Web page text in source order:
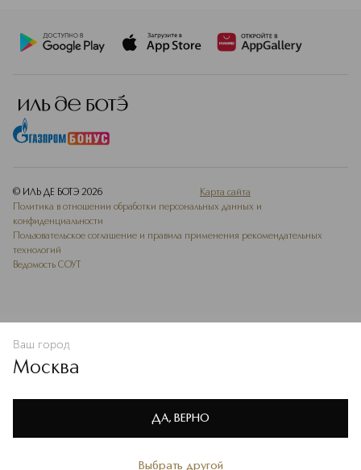
Политике конфиденциальности
В КОРЗИНУ
© ИЛЬ ДЕ БОТЭ 2026
Карта сайта
Политика в отношении обработки персональных данных и
конфиденциальности
Пользовательское соглашение и правила применения рекомендательных
технологий
Ведомость СОУТ
Ваш город
Москва
Выбрать другой
ДА, ВЕРНО